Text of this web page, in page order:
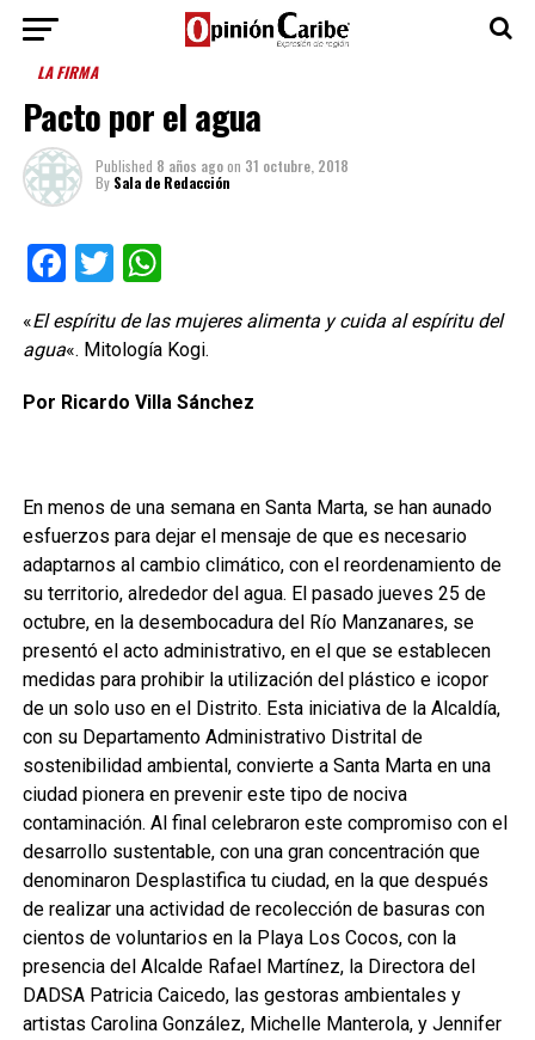
LA FIRMA
Pacto por el agua
Published 8 años agoon 31 octubre, 2018
By Sala de Redacción
Facebook
TwitterWhatsApp
«El espíritu de las mujeres alimenta y cuida al espíritu del
agua«. Mitología Kogi.
Por Ricardo Villa Sánchez
En menos de una semana en Santa Marta, se han aunado
esfuerzos para dejar el mensaje de que es necesario
adaptarnos al cambio climático, con el reordenamiento de
su territorio, alrededor del agua. El pasado jueves 25 de
octubre, en la desembocadura del Río Manzanares, se
presentó el acto administrativo, en el que se establecen
medidas para prohibir la utilización del plástico e icopor
de un solo uso en el Distrito. Esta iniciativa de la Alcaldía,
con su Departamento Administrativo Distrital de
sostenibilidad ambiental, convierte a Santa Marta en una
ciudad pionera en prevenir este tipo de nociva
contaminación. Al final celebraron este compromiso con el
desarrollo sustentable, con una gran concentración que
denominaron Desplastifica tu ciudad, en la que después
de realizar una actividad de recolección de basuras con
cientos de voluntarios en la Playa Los Cocos, con la
presencia del Alcalde Rafael Martínez, la Directora del
DADSA Patricia Caicedo, las gestoras ambientales y
artistas Carolina González, Michelle Manterola, y Jennifer